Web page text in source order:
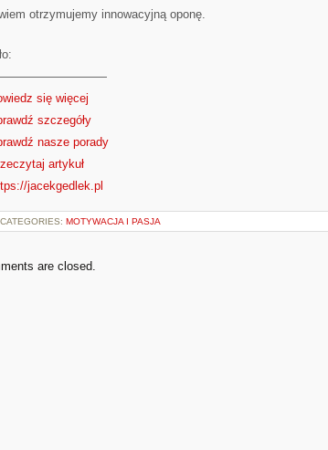
otrzymujemy innowacyjną oponę.
się więcej
szczegóły
nasze porady
artykuł
jacekgedlek.pl
CATEGORIES: MOTYWACJA I PASJA
are closed.